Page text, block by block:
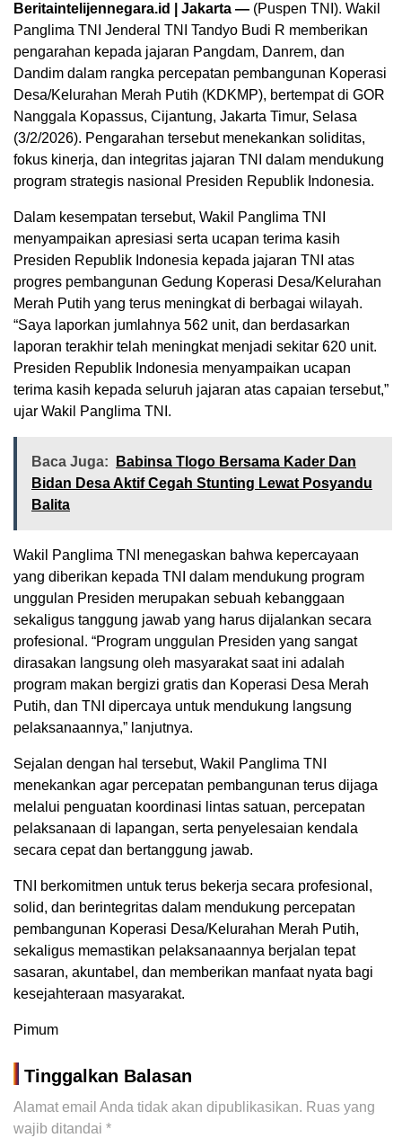
Beritaintelijennegara.id | Jakarta — (Puspen TNI). Wakil
Panglima TNI Jenderal TNI Tandyo Budi R memberikan
pengarahan kepada jajaran Pangdam, Danrem, dan
Dandim dalam rangka percepatan pembangunan Koperasi
Desa/Kelurahan Merah Putih (KDKMP), bertempat di GOR
Nanggala Kopassus, Cijantung, Jakarta Timur, Selasa
(3/2/2026). Pengarahan tersebut menekankan soliditas,
fokus kinerja, dan integritas jajaran TNI dalam mendukung
program strategis nasional Presiden Republik Indonesia.
Dalam kesempatan tersebut, Wakil Panglima TNI
menyampaikan apresiasi serta ucapan terima kasih
Presiden Republik Indonesia kepada jajaran TNI atas
progres pembangunan Gedung Koperasi Desa/Kelurahan
Merah Putih yang terus meningkat di berbagai wilayah.
“Saya laporkan jumlahnya 562 unit, dan berdasarkan
laporan terakhir telah meningkat menjadi sekitar 620 unit.
Presiden Republik Indonesia menyampaikan ucapan
terima kasih kepada seluruh jajaran atas capaian tersebut,”
ujar Wakil Panglima TNI.
Baca Juga:
Babinsa Tlogo Bersama Kader Dan
Bidan Desa Aktif Cegah Stunting Lewat Posyandu
Balita
Wakil Panglima TNI menegaskan bahwa kepercayaan
yang diberikan kepada TNI dalam mendukung program
unggulan Presiden merupakan sebuah kebanggaan
sekaligus tanggung jawab yang harus dijalankan secara
profesional. “Program unggulan Presiden yang sangat
dirasakan langsung oleh masyarakat saat ini adalah
program makan bergizi gratis dan Koperasi Desa Merah
Putih, dan TNI dipercaya untuk mendukung langsung
pelaksanaannya,” lanjutnya.
Sejalan dengan hal tersebut, Wakil Panglima TNI
menekankan agar percepatan pembangunan terus dijaga
melalui penguatan koordinasi lintas satuan, percepatan
pelaksanaan di lapangan, serta penyelesaian kendala
secara cepat dan bertanggung jawab.
TNI berkomitmen untuk terus bekerja secara profesional,
solid, dan berintegritas dalam mendukung percepatan
pembangunan Koperasi Desa/Kelurahan Merah Putih,
sekaligus memastikan pelaksanaannya berjalan tepat
sasaran, akuntabel, dan memberikan manfaat nyata bagi
kesejahteraan masyarakat.
Pimum
Tinggalkan Balasan
Alamat email Anda tidak akan dipublikasikan. Ruas yang
wajib ditandai *